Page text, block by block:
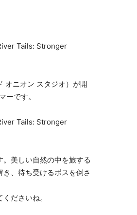
オニオン スタジオ）が開
ーです。
美しい自然の中を旅する
、待ち受けるボスを倒さ
ださいね。